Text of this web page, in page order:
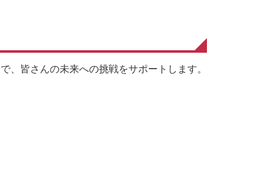
皆さんの未来への挑戦をサポートします。